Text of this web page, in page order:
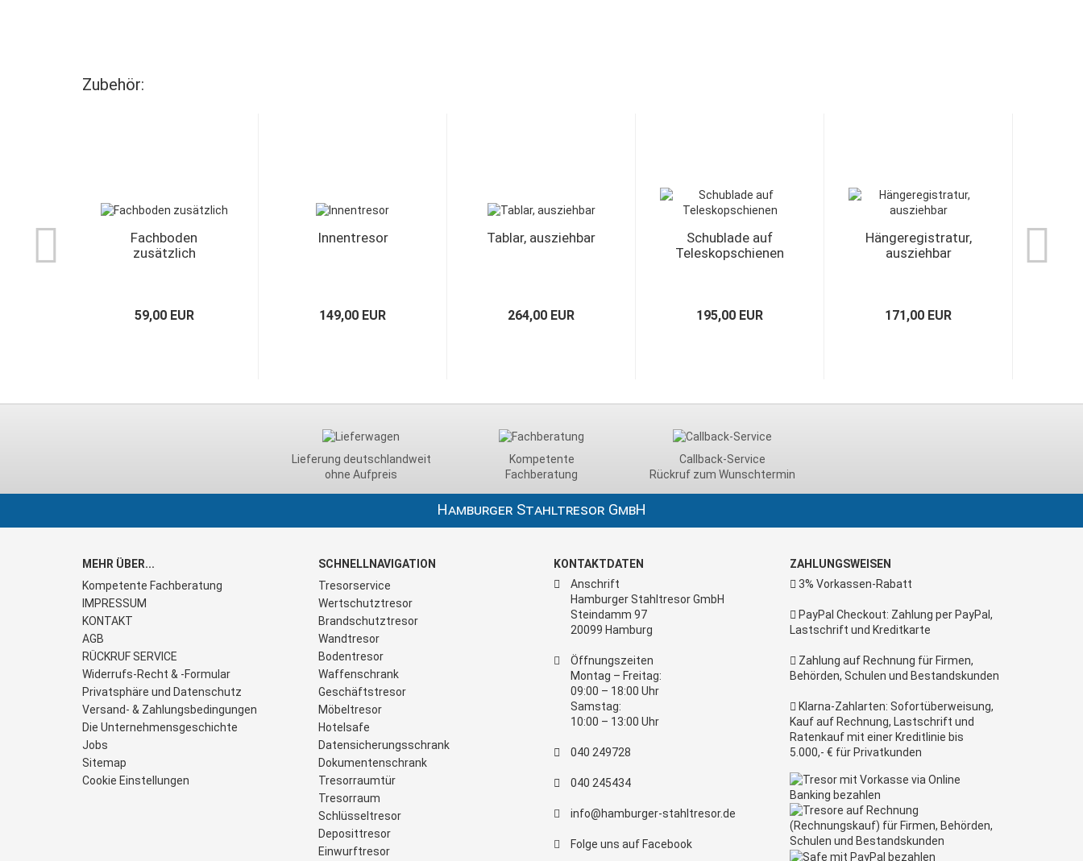
Zubehör:
Fachboden
zusätzlich
59,00 EUR
Innentresor
149,00 EUR
Tablar, ausziehbar
264,00 EUR
Schublade auf
Teleskopschienen
195,00 EUR
Hängeregistratur,
ausziehbar
171,00 EUR
Lieferung deutschlandweit
ohne Aufpreis
Kompetente
Fachberatung
Callback-Service
Rückruf zum Wunschtermin
Hamburger Stahltresor GmbH
MEHR ÜBER...
Kompetente Fachberatung
IMPRESSUM
KONTAKT
AGB
RÜCKRUF SERVICE
Widerrufs-Recht & -Formular
Privatsphäre und Datenschutz
Versand- & Zahlungsbedingungen
Die Unternehmensgeschichte
Jobs
Sitemap
Cookie Einstellungen
SCHNELLNAVIGATION
Tresorservice
Wertschutztresor
Brandschutztresor
Wandtresor
Bodentresor
Waffenschrank
Geschäftstresor
Möbeltresor
Hotelsafe
Datensicherungsschrank
Dokumentenschrank
Tresorraumtür
Tresorraum
Schlüsseltresor
Deposittresor
Einwurftresor
KONTAKTDATEN
Anschrift
Hamburger Stahltresor GmbH
Steindamm 97
20099 Hamburg
Öffnungszeiten
Montag – Freitag:
09:00 – 18:00 Uhr
Samstag:
10:00 – 13:00 Uhr
040 249728
040 245434
info@hamburger-stahltresor.de
Folge uns auf Facebook
ZAHLUNGSWEISEN
3% Vorkassen-Rabatt
PayPal Checkout: Zahlung per PayPal,
Lastschrift und Kreditkarte
Zahlung auf Rechnung für Firmen,
Behörden, Schulen und Bestandskunden
Klarna-Zahlarten: Sofortüberweisung,
Kauf auf Rechnung, Lastschrift und
Ratenkauf mit einer Kreditlinie bis
5.000,- € für Privatkunden